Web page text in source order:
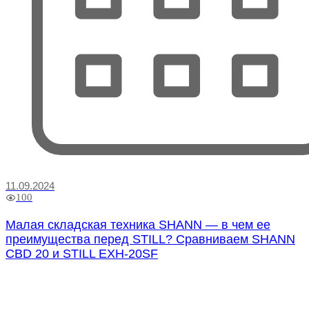
11.09.2024
100
Малая складская техника SHANN — в чем ее
преимущества перед STILL? Сравниваем SHANN
CBD 20 и STILL EXH-20SF